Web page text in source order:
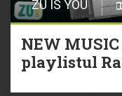
ZU IS YOU
NEW
playlistul